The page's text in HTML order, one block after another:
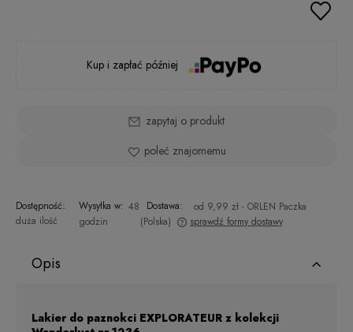
Kup i zapłać później
zapytaj o produkt
poleć znajomemu
Dostępność:
duża ilość
Wysyłka w: 48
godzin
Dostawa: od 9,99 zł - ORLEN Paczka
(Polska)
sprawdź formy dostawy
Opis
Lakier do paznokci EXPLORATEUR z kolekcji